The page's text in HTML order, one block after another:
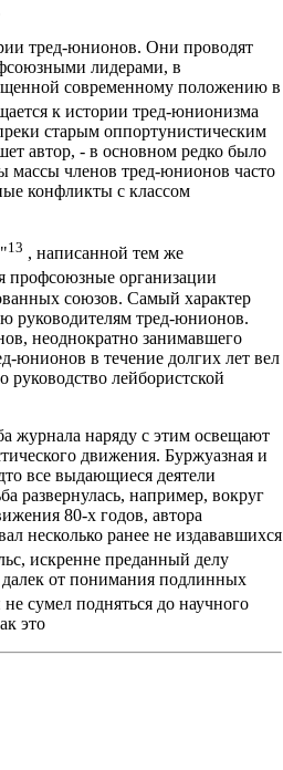
тред-юнионов. Они проводят
лидерами, в
современному положению в
к истории тред-юнионизма
старым оппортунистическим
автор, - в основном редко было
массы членов тред-юнионов часто
конфликты с классом
13 , написанной тем же
профсоюзные организации
союзов. Самый характер
руководителям тред-юнионов.
неоднократно занимавшего
юнионов в течение долгих лет вел
руководство лейбористской
журнала наряду с этим освещают
движения. Буржуазная и
все выдающиеся деятели
развернулась, например, вокруг
80-х годов, автора
несколько ранее не издававшихся
искренне преданный делу
от понимания подлинных
не сумел подняться до научного
это